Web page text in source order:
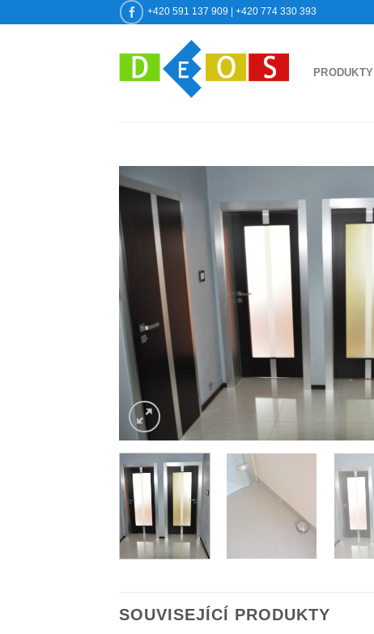
+420 591 137 909 | +420 774 330 393
PRODUKTY
SOUVISEJÍCÍ PRODUKTY